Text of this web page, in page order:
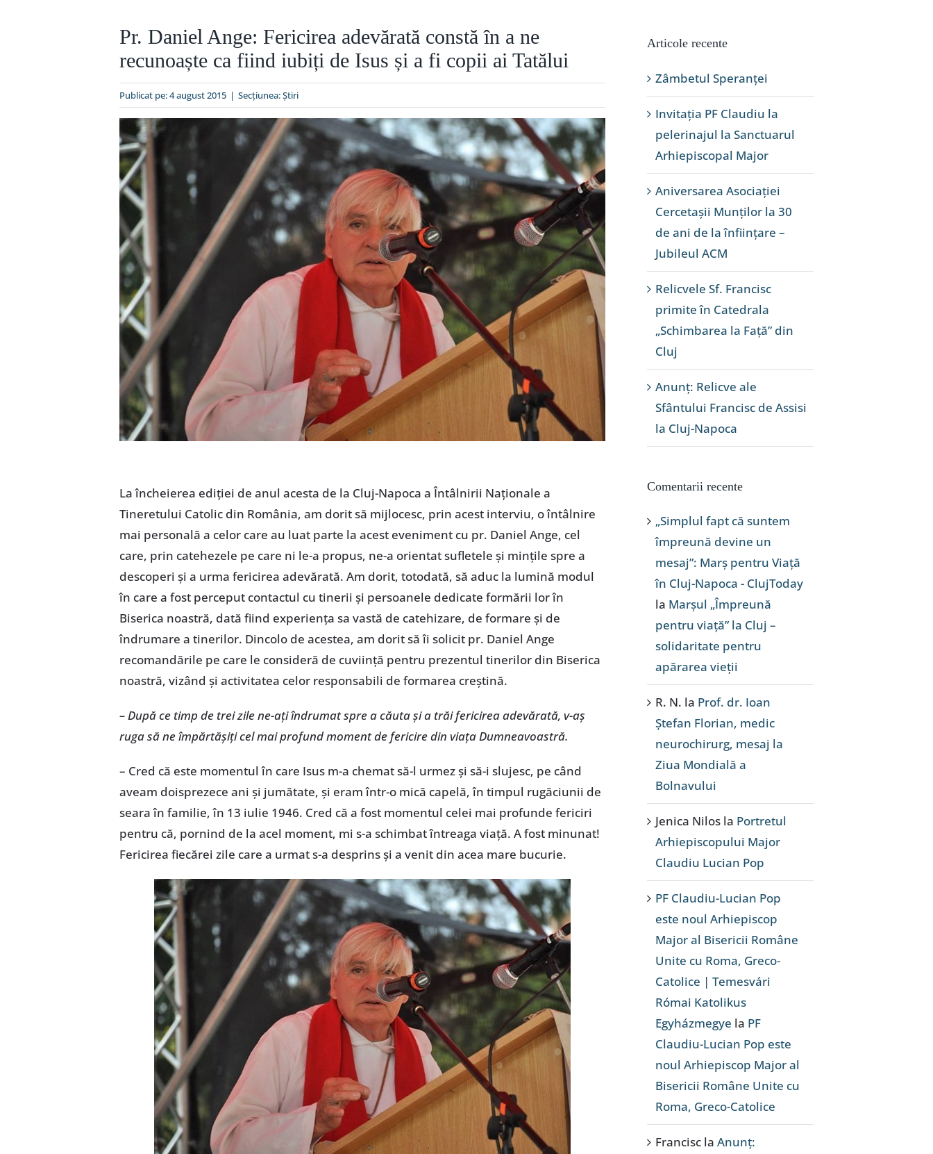
Pr. Daniel Ange: Fericirea adevărată constă în a ne
recunoaște ca fiind iubiți de Isus și a fi copii ai Tatălui
Publicat pe: 4 august 2015 | Secțiunea:Ştiri
La încheierea ediției de anul acesta de la Cluj-Napoca a Întâlnirii Naționale a
Tineretului Catolic din România, am dorit să mijlocesc, prin acest interviu, o întâlnire
mai personală a celor care au luat parte la acest eveniment cu pr. Daniel Ange, cel
care, prin catehezele pe care ni le-a propus, ne-a orientat sufletele și mințile spre a
descoperi și a urma fericirea adevărată. Am dorit, totodată, să aduc la lumină modul
în care a fost perceput contactul cu tinerii și persoanele dedicate formării lor în
Biserica noastră, dată fiind experiența sa vastă de catehizare, de formare și de
îndrumare a tinerilor. Dincolo de acestea, am dorit să îi solicit pr. Daniel Ange
recomandările pe care le consideră de cuviință pentru prezentul tinerilor din Biserica
noastră, vizând și activitatea celor responsabili de formarea creștină.
– După ce timp de trei zile ne-ați îndrumat spre a căuta și a trăi fericirea adevărată, v-aș
ruga să ne împărtășiți cel mai profund moment de fericire din viața Dumneavoastră.
– Cred că este momentul în care Isus m-a chemat să-l urmez și să-i slujesc, pe când
aveam doisprezece ani și jumătate, și eram într-o mică capelă, în timpul rugăciunii de
seara în familie, în 13 iulie 1946. Cred că a fost momentul celei mai profunde fericiri
pentru că, pornind de la acel moment, mi s-a schimbat întreaga viață. A fost minunat!
Fericirea fiecărei zile care a urmat s-a desprins și a venit din acea mare bucurie.
Articole recente
Zâmbetul Speranței
Invitația PF Claudiu la
pelerinajul la Sanctuarul
Arhiepiscopal Major
Aniversarea Asociației
Cercetașii Munților la 30
de ani de la înființare –
Jubileul ACM
Relicvele Sf. Francisc
primite în Catedrala
„Schimbarea la Față” din
Cluj
Anunț: Relicve ale
Sfântului Francisc de Assisi
la Cluj-Napoca
Comentarii recente
„Simplul fapt că suntem
împreună devine un
mesaj”: Marș pentru Viață
în Cluj-Napoca - ClujToday
la Marșul „Împreună
pentru viață” la Cluj –
solidaritate pentru
apărarea vieții
R. N. la Prof. dr. Ioan
Ștefan Florian, medic
neurochirurg, mesaj la
Ziua Mondială a
Bolnavului
Jenica Nilos la Portretul
Arhiepiscopului Major
Claudiu Lucian Pop
PF Claudiu-Lucian Pop
este noul Arhiepiscop
Major al Bisericii Române
Unite cu Roma, Greco-
Catolice | Temesvári
Római Katolikus
Egyházmegye la PF
Claudiu-Lucian Pop este
noul Arhiepiscop Major al
Bisericii Române Unite cu
Roma, Greco-Catolice
Francisc la Anunț: